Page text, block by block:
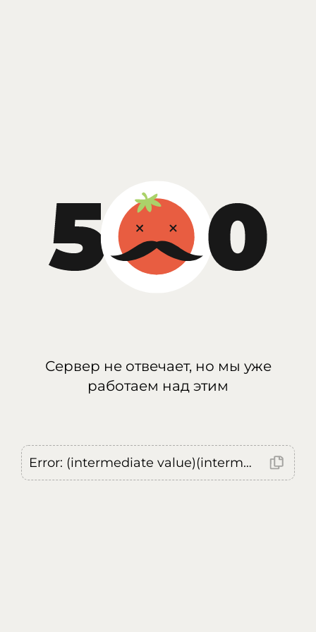
Сервер не отвечает, но мы уже
работаем над этим
Error: (intermediate value)(intermediate value)(intermediate value).replaceAll is not a function